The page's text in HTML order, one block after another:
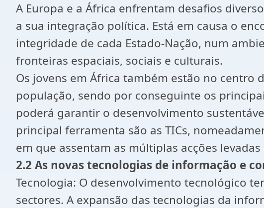
A Europa e a África enfrentam desafios
a sua integração política. Está em causa o
integridade de cada Estado-Nação, num
fronteiras espaciais, sociais e culturais.
Os jovens em África também estão no
população, sendo por conseguinte os
poderá garantir o desenvolvimento
principal ferramenta são as TICs,
em que assentam as múltiplas acções
2.2 As novas tecnologias de informação e
Tecnologia: O desenvolvimento tecnológico
sectores. A expansão das tecnologias da